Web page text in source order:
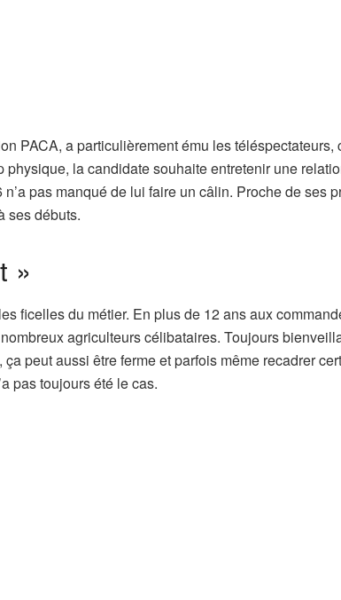
PACA, a particulièrement ému les téléspectateurs,
la candidate souhaite entretenir une
pas manqué de lui faire un câlin. Proche de ses
ses débuts.
»
ficelles du métier. En plus de 12 ans aux
agriculteurs célibataires. Toujours
peut aussi être ferme et parfois même recadrer
pas toujours été le cas.